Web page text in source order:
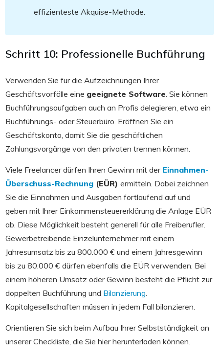
effizienteste Akquise-Methode.
Schritt 10: Professionelle Buchführung
Verwenden Sie für die Aufzeichnungen Ihrer
Geschäftsvorfälle eine geeignete Software. Sie können
Buchführungsaufgaben auch an Profis delegieren, etwa ein
Buchführungs- oder Steuerbüro. Eröffnen Sie ein
Geschäftskonto, damit Sie die geschäftlichen
Zahlungsvorgänge von den privaten trennen können.
Viele Freelancer dürfen Ihren Gewinn mit der Einnahmen-
Überschuss-Rechnung (EÜR) ermitteln. Dabei zeichnen
Sie die Einnahmen und Ausgaben fortlaufend auf und
geben mit Ihrer Einkommensteuererklärung die Anlage EÜR
ab. Diese Möglichkeit besteht generell für alle Freiberufler.
Gewerbetreibende Einzelunternehmer mit einem
Jahresumsatz bis zu 800.000 € und einem Jahresgewinn
bis zu 80.000 € dürfen ebenfalls die EÜR verwenden. Bei
einem höheren Umsatz oder Gewinn besteht die Pflicht zur
doppelten Buchführung und Bilanzierung.
Kapitalgesellschaften müssen in jedem Fall bilanzieren.
Orientieren Sie sich beim Aufbau Ihrer Selbstständigkeit an
unserer Checkliste, die Sie hier herunterladen können.